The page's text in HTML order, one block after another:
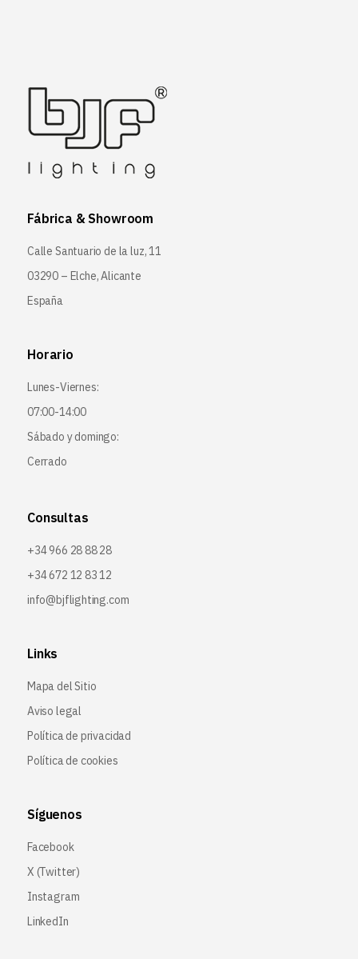
Fábrica & Showroom
Calle Santuario de la luz, 11
03290 – Elche, Alicante
España
Horario
Lunes-Viernes:
07:00-14:00
Sábado y domingo:
Cerrado
Consultas
+34 966 28 88 28
+34 672 12 83 12
info@bjflighting.com
Links
Mapa del Sitio
Aviso legal
Política de privacidad
Política de cookies
Síguenos
Facebook
X (Twitter)
Instagram
LinkedIn